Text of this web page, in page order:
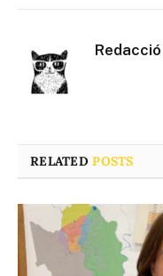
Redacció
RELATEDPOSTS